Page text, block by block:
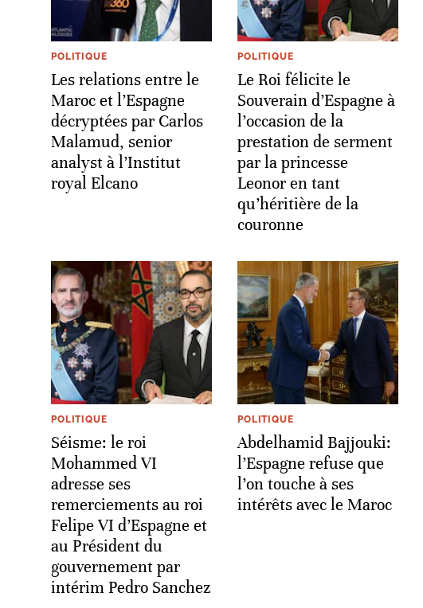
POLITIQUE
Les relations entre le
Maroc et l’Espagne
décryptées par Carlos
Malamud, senior
analyst à l’Institut
royal Elcano
POLITIQUE
Le Roi félicite le
Souverain d’Espagne à
l’occasion de la
prestation de serment
par la princesse
Leonor en tant
qu’héritière de la
couronne
POLITIQUE
Séisme: le roi
Mohammed VI
adresse ses
remerciements au roi
Felipe VI d’Espagne et
au Président du
gouvernement par
intérim Pedro Sanchez
POLITIQUE
Abdelhamid Bajjouki:
l’Espagne refuse que
l’on touche à ses
intérêts avec le Maroc